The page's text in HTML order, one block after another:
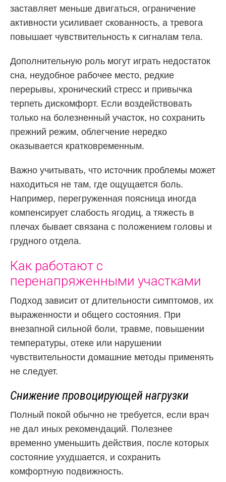
заставляет меньше двигаться, ограничение
активности усиливает скованность, а тревога
повышает чувствительность к сигналам тела.
Дополнительную роль могут играть недостаток
сна, неудобное рабочее место, редкие
перерывы, хронический стресс и привычка
терпеть дискомфорт. Если воздействовать
только на болезненный участок, но сохранить
прежний режим, облегчение нередко
оказывается кратковременным.
Важно учитывать, что источник проблемы может
находиться не там, где ощущается боль.
Например, перегруженная поясница иногда
компенсирует слабость ягодиц, а тяжесть в
плечах бывает связана с положением головы и
грудного отдела.
Как работают с
перенапряженными участками
Подход зависит от длительности симптомов, их
выраженности и общего состояния. При
внезапной сильной боли, травме, повышении
температуры, отеке или нарушении
чувствительности домашние методы применять
не следует.
Снижение провоцирующей нагрузки
Полный покой обычно не требуется, если врач
не дал иных рекомендаций. Полезнее
временно уменьшить действия, после которых
состояние ухудшается, и сохранить
комфортную подвижность.